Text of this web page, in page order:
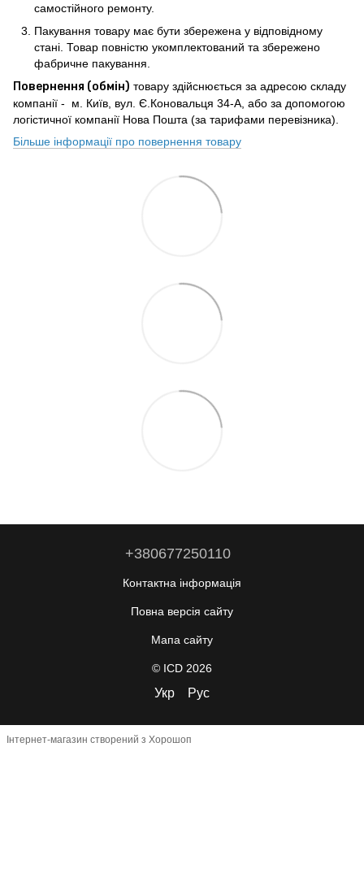
самостійного ремонту.
Пакування товару має бути збережена у відповідному
стані. Товар повністю укомплектований та збережено
фабричне пакування.
Повернення (обмін) товару здійснюється за адресою складу
компанії - м. Київ, вул. Є.Коновальця 34-А, або за допомогою
логістичної компанії Нова Пошта (за тарифами перевізника).
Більше інформації про повернення товару
+380677250110
Контактна інформація
Повна версія сайту
Мапа сайту
© ICD 2026
Укр Рус
Інтернет-магазин створений з Хорошоп